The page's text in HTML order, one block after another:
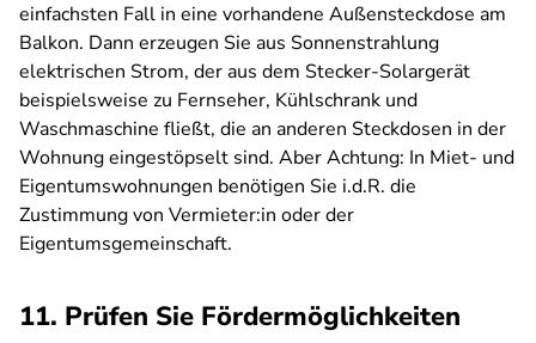
einfachsten Fall in eine vorhandene Außensteckdose am
Balkon. Dann erzeugen Sie aus Sonnenstrahlung
elektrischen Strom, der aus dem Stecker-Solargerät
beispielsweise zu Fernseher, Kühlschrank und
Waschmaschine fließt, die an anderen Steckdosen in der
Wohnung eingestöpselt sind. Aber Achtung: In Miet- und
Eigentumswohnungen benötigen Sie i.d.R. die
Zustimmung von Vermieter:in oder der
Eigentumsgemeinschaft.
11. Prüfen Sie Fördermöglichkeiten